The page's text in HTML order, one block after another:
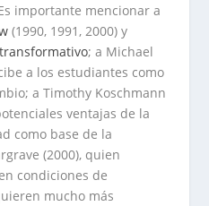
importante mencionar a
(1990, 1991, 2000) y
; a Michael
a los estudiantes como
a Timothy Koschmann
ventajas de la
como base de la
(2000), quien
condiciones de
mucho más